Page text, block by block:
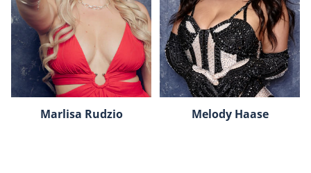
Marlisa Rudzio Melody Haase